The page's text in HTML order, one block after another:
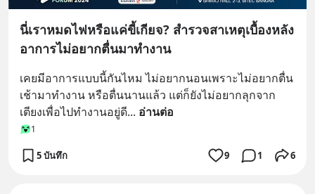
นี่เราหมดไฟหรือแค่ขี้เกียจ? สำรวจสาเหตุเบื้องหลัง
อาการไม่อยากตื่นมาทำงาน
เคยมีอาการแบบนี้กันไหม ไม่อยากนอนเพราะไม่อยากตื่น
เช้ามาทำงาน หรือตื่นนานแล้ว แต่ก็ยังไม่อยากลุกจาก
เตียงเพื่อไปทำงานอยู่ดี... อ่านต่อ
1
5 บันทึก 9 1 6